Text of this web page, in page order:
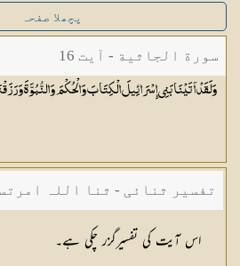
پچھلا صفحہ
سورة الجاثية - آیت 16
وَلَقَدْ آتَيْنَا بَنِي إِسْرَائِيلَ الْكِتَابَ وَالْحُكْمَ وَالنُّبُوَّةَ
تفسیر ثنائی - ثنا اللہ
اس آیت کی تفسیرگزر چکی ہے۔